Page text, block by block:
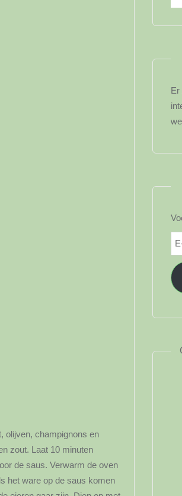
olijven, champignons en
zout. Laat 10 minuten
de saus. Verwarm de oven
het ware op de saus komen
Er
E-